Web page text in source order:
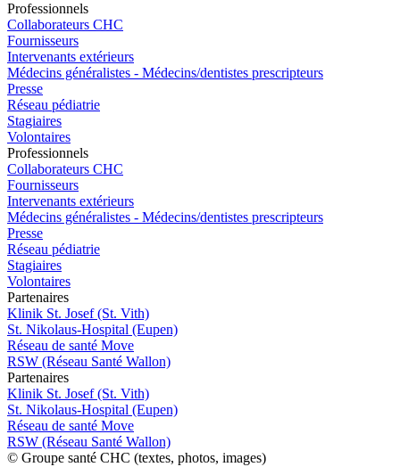
Professionnels
Collaborateurs CHC
Fournisseurs
Intervenants extérieurs
Médecins généralistes - Médecins/dentistes prescripteurs
Presse
Réseau pédiatrie
Stagiaires
Volontaires
Professionnels
Collaborateurs CHC
Fournisseurs
Intervenants extérieurs
Médecins généralistes - Médecins/dentistes prescripteurs
Presse
Réseau pédiatrie
Stagiaires
Volontaires
Partenaires
Klinik St. Josef (St. Vith)
St. Nikolaus-Hospital (Eupen)
Réseau de santé Move
RSW (Réseau Santé Wallon)
Partenaires
Klinik St. Josef (St. Vith)
St. Nikolaus-Hospital (Eupen)
Réseau de santé Move
RSW (Réseau Santé Wallon)
© Groupe santé CHC (textes, photos, images)